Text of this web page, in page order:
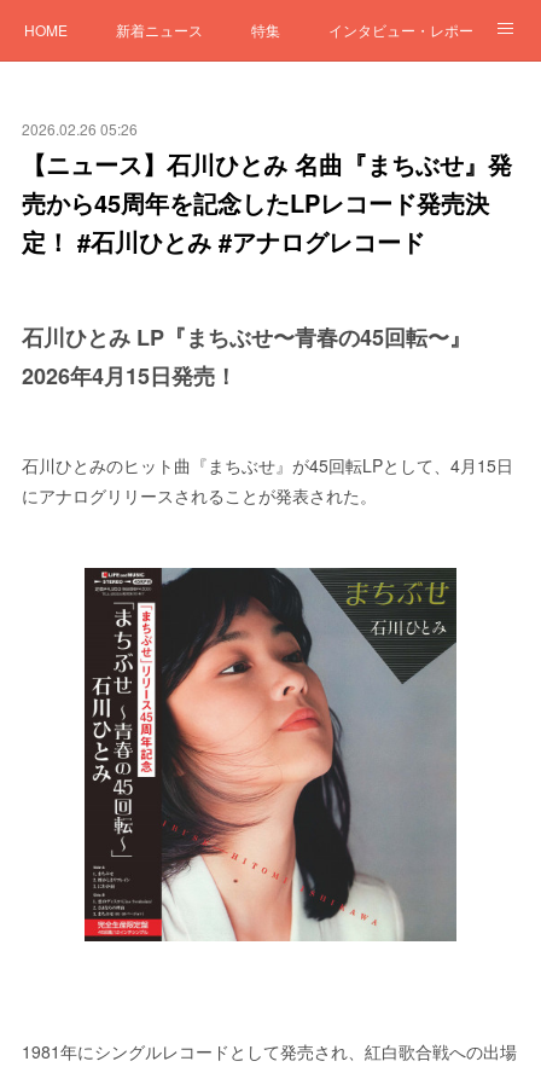
HOME 新着ニュース 特集 インタビュー・レポート
2026.02.26 05:26
【ニュース】石川ひとみ 名曲『まちぶせ』発
売から45周年を記念したLPレコード発売決
定！ #石川ひとみ #アナログレコード
石川ひとみ LP『まちぶせ〜青春の45回転〜』
2026年4月15日発売！
石川ひとみのヒット曲『まちぶせ』が45回転LPとして、4月15日
にアナログリリースされることが発表された。
1981年にシングルレコードとして発売され、紅白歌合戦への出場